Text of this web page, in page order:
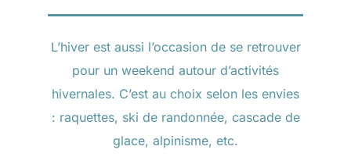
L’hiver est aussi l’occasion de se retrouver
pour un weekend autour d’activités
hivernales. C’est au choix selon les envies
: raquettes, ski de randonnée, cascade de
glace, alpinisme, etc.